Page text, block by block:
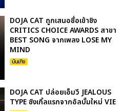
DOJA CAT ถูกเสนอชื่อเข้าชิง
CRITICS CHOICE AWARDS สาขา
BEST SONG จากเพลง LOSE MY
MIND
บันเทิง
DOJA CAT ปล่อยเอ็มวี JEALOUS
TYPE ซิงเกิ้ลแรกจากอัลบั้มใหม่ VIE